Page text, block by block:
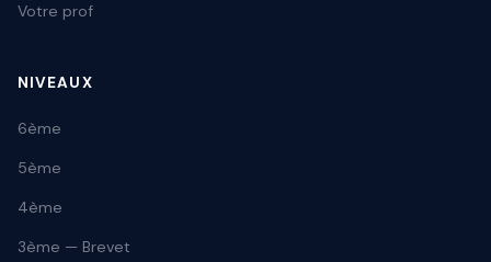
Votre prof
NIVEAUX
6ème
5ème
4ème
3ème — Brevet